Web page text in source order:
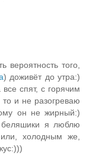
вероятность того,
) доживёт до утра:)
спят, с горячим
и не разогреваю
он не жирный:)
я люблю
холодным же,